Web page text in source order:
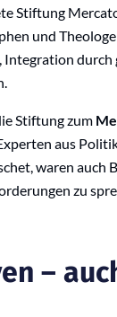
Stiftung
und
Integration
Stiftung zum
aus
waren auch
zu
–